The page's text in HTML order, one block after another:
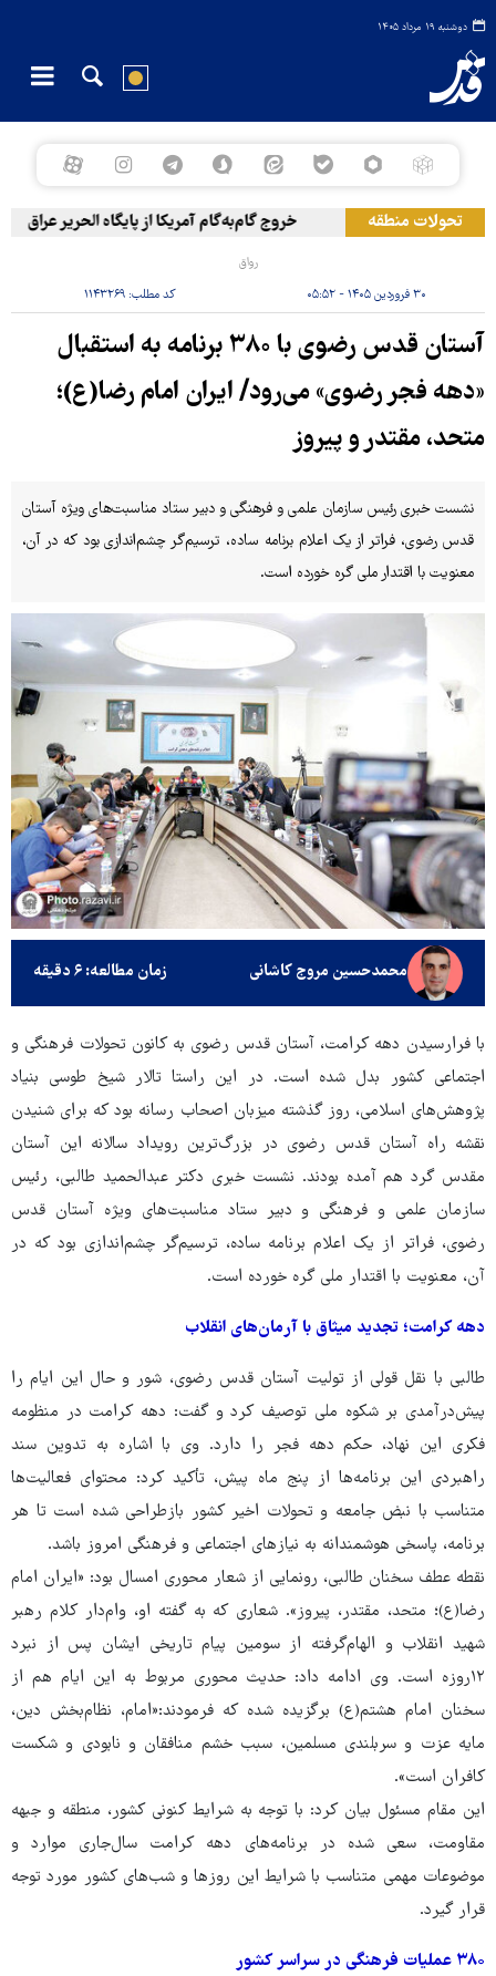
دوشنبه ۱۹ مرداد ۱۴۰۵
تحولات منطقه خروج گام‌به‌گام آمریکا از پایگاه الحریر عراق
رواق
۳۰ فروردین ۱۴۰۵ - ۰۵:۵۲ کد مطلب:۱۱۴۳۲۶۹
آستان قدس رضوی با ۳۸۰ برنامه به استقبال
«دهه فجر رضوی» می‌رود/ ایران امام رضا(ع)؛
متحد، مقتدر و پیروز
نشست خبری رئیس سازمان علمی و فرهنگی و دبیر ستاد مناسبت‌های ویژه آستان
قدس رضوی، فراتر از یک اعلام برنامه ساده، ترسیم‌گر چشم‌اندازی بود که در آن،
معنویت با اقتدار ملی گره خورده است.
محمدحسین مروج کاشانی زمان مطالعه: ۶ دقیقه
با فرارسیدن دهه کرامت، آستان قدس رضوی به کانون تحولات فرهنگی و
اجتماعی کشور بدل شده است. در این راستا تالار شیخ طوسی بنیاد
پژوهش‌های اسلامی، روز گذشته میزبان اصحاب رسانه‌ بود که برای شنیدن
نقشه راه آستان قدس رضوی در بزرگ‌ترین رویداد سالانه این آستان
مقدس گرد هم آمده بودند. نشست خبری دکتر عبدالحمید طالبی، رئیس
سازمان علمی و فرهنگی و دبیر ستاد مناسبت‌های ویژه آستان قدس
رضوی، فراتر از یک اعلام برنامه ساده، ترسیم‌گر چشم‌اندازی بود که در
آن، معنویت با اقتدار ملی گره خورده است.
دهه کرامت؛ تجدید میثاق با آرمان‌های انقلاب
طالبی با نقل قولی از تولیت آستان قدس رضوی، شور و حال این ایام را
پیش‌درآمدی بر شکوه ملی توصیف کرد و گفت: دهه کرامت در منظومه
فکری این نهاد، حکم دهه فجر را دارد. وی با اشاره به تدوین سند
راهبردی این برنامه‌ها از پنج ماه پیش، تأکید کرد: محتوای فعالیت‌ها
متناسب با نبض جامعه و تحولات اخیر کشور بازطراحی شده است تا هر
برنامه، پاسخی هوشمندانه به نیازهای اجتماعی و فرهنگی امروز باشد.
نقطه عطف سخنان طالبی، رونمایی از شعار محوری امسال بود: «ایران امام
رضا(ع)؛ متحد، مقتدر، پیروز». شعاری که به گفته او، وام‌دار کلام رهبر
شهید انقلاب و الهام‌گرفته از سومین پیام تاریخی ایشان پس از نبرد
۱۲روزه است. وی ادامه داد: حدیث محوری مربوط به این ایام هم از
سخنان امام هشتم(ع) برگزیده شده که فرمودند:«امام، نظام‌بخش دین،
مایه عزت و سربلندی مسلمین، سبب خشم منافقان و نابودی و شکست
کافران است».
این مقام مسئول بیان کرد: با توجه به شرایط کنونی کشور، منطقه و جبهه
مقاومت، سعی شده در برنامه‌های دهه کرامت سال‌جاری موارد و
موضوعات مهمی متناسب با شرایط این روزها و شب‌های کشور مورد توجه
قرار گیرد.
۳۸۰ عملیات فرهنگی در سراسر کشور